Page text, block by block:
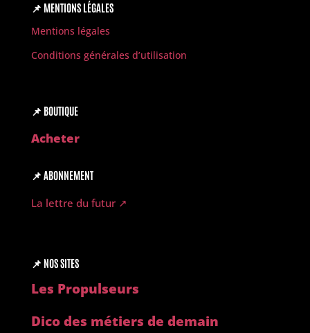
📌 MENTIONS LÉGALES
Mentions légales
Conditions générales d’utilisation
📌 BOUTIQUE
Acheter
📌 ABONNEMENT
La lettre du futur ↗︎
📌 NOS SITES
Les Propulseurs
Dico des métiers de demain